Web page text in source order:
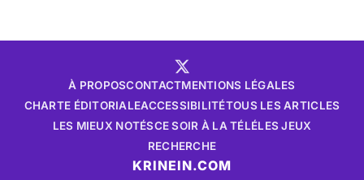
À PROPOSCONTACTMENTIONS LÉGALES
CHARTE ÉDITORIALEACCESSIBILITÉTOUS LES ARTICLES
LES MIEUX NOTÉSCE SOIR À LA TÉLÉLES JEUX
RECHERCHE
KRINEIN.COM